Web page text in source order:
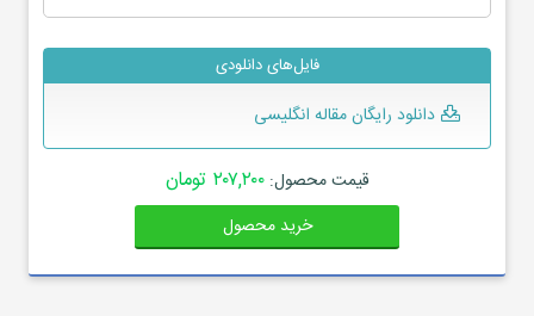
فایل‌های دانلودی
دانلود رایگان مقاله انگلیسی
قیمت محصول:۲۰۷,۲۰۰ تومان
خرید محصول